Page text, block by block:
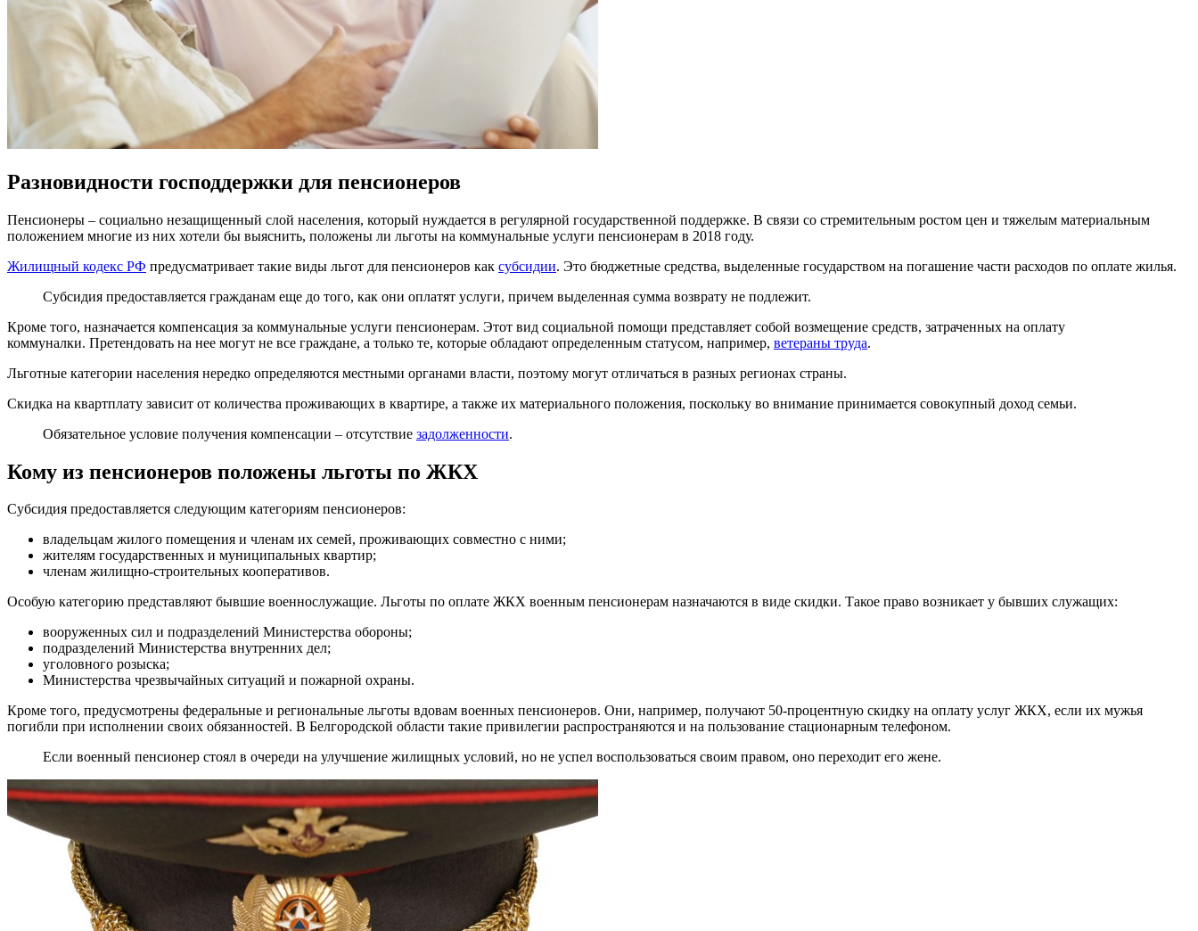
Разновидности господдержки для пенсионеров
Пенсионеры – социально незащищенный слой населения, который нуждается в регулярной государственной поддержке. В связи со стремительным ростом цен и тяжелым материальным
положением многие из них хотели бы выяснить, положены ли льготы на коммунальные услуги пенсионерам в 2018 году.
Жилищный кодекс РФ предусматривает такие виды льгот для пенсионеров как субсидии. Это бюджетные средства, выделенные государством на погашение части расходов по оплате жилья.
Субсидия предоставляется гражданам еще до того, как они оплатят услуги, причем выделенная сумма возврату не подлежит.
Кроме того, назначается компенсация за коммунальные услуги пенсионерам. Этот вид социальной помощи представляет собой возмещение средств, затраченных на оплату
коммуналки. Претендовать на нее могут не все граждане, а только те, которые обладают определенным статусом, например, ветераны труда.
Льготные категории населения нередко определяются местными органами власти, поэтому могут отличаться в разных регионах страны.
Скидка на квартплату зависит от количества проживающих в квартире, а также их материального положения, поскольку во внимание принимается совокупный доход семьи.
Обязательное условие получения компенсации – отсутствие задолженности.
Кому из пенсионеров положены льготы по ЖКХ
Субсидия предоставляется следующим категориям пенсионеров:
владельцам жилого помещения и членам их семей, проживающих совместно с ними;
жителям государственных и муниципальных квартир;
членам жилищно-строительных кооперативов.
Особую категорию представляют бывшие военнослужащие. Льготы по оплате ЖКХ военным пенсионерам назначаются в виде скидки. Такое право возникает у бывших служащих:
вооруженных сил и подразделений Министерства обороны;
подразделений Министерства внутренних дел;
уголовного розыска;
Министерства чрезвычайных ситуаций и пожарной охраны.
Кроме того, предусмотрены федеральные и региональные льготы вдовам военных пенсионеров. Они, например, получают 50-процентную скидку на оплату услуг ЖКХ, если их мужья
погибли при исполнении своих обязанностей. В Белгородской области такие привилегии распространяются и на пользование стационарным телефоном.
Если военный пенсионер стоял в очереди на улучшение жилищных условий, но не успел воспользоваться своим правом, оно переходит его жене.